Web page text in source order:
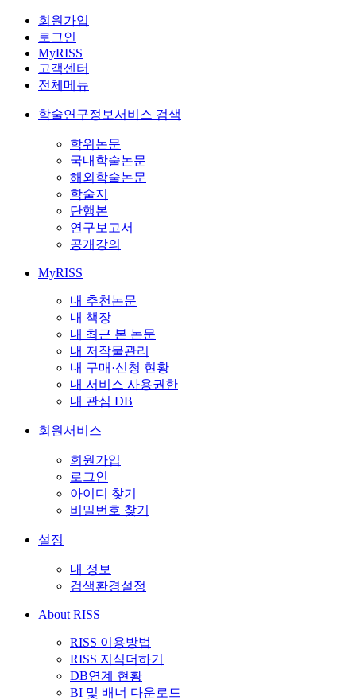
회원가입
로그인
MyRISS
고객센터
전체메뉴
학술연구정보서비스 검색
학위논문
국내학술논문
해외학술논문
학술지
단행본
연구보고서
공개강의
MyRISS
내 추천논문
내 책장
내 최근 본 논문
내 저작물관리
내 구매·신청 현황
내 서비스 사용권한
내 관심 DB
회원서비스
회원가입
로그인
아이디 찾기
비밀번호 찾기
설정
내 정보
검색환경설정
About RISS
RISS 이용방법
RISS 지식더하기
DB연계 현황
BI 및 배너 다운로드